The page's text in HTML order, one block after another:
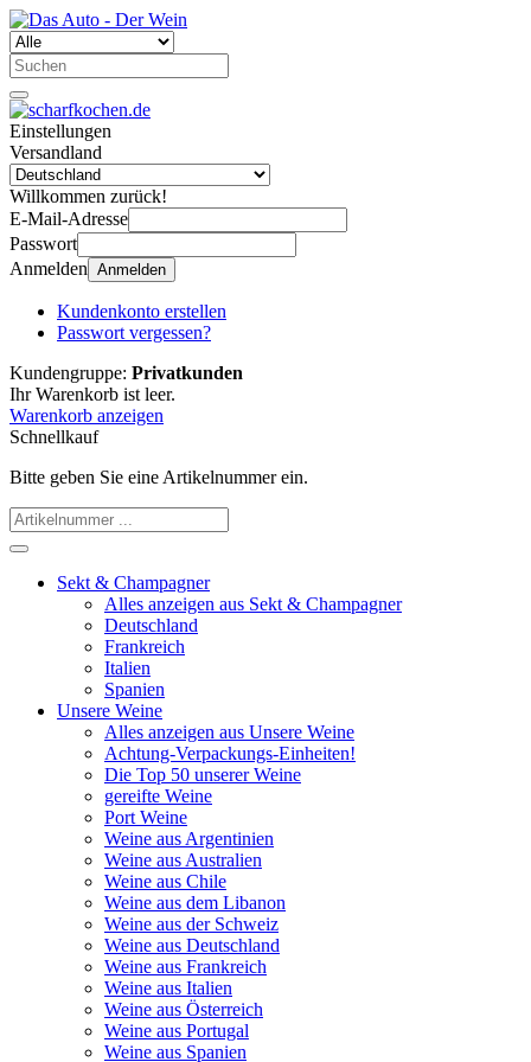
Einstellungen
Versandland
Willkommen zurück!
E-Mail-Adresse
Passwort
Anmelden Anmelden
Kundenkonto erstellen
Passwort vergessen?
Kundengruppe: Privatkunden
Ihr Warenkorb ist leer.
Warenkorb anzeigen
Schnellkauf
Bitte geben Sie eine Artikelnummer ein.
Sekt & Champagner
Alles anzeigen aus Sekt & Champagner
Deutschland
Frankreich
Italien
Spanien
Unsere Weine
Alles anzeigen aus Unsere Weine
Achtung-Verpackungs-Einheiten!
Die Top 50 unserer Weine
gereifte Weine
Port Weine
Weine aus Argentinien
Weine aus Australien
Weine aus Chile
Weine aus dem Libanon
Weine aus der Schweiz
Weine aus Deutschland
Weine aus Frankreich
Weine aus Italien
Weine aus Österreich
Weine aus Portugal
Weine aus Spanien